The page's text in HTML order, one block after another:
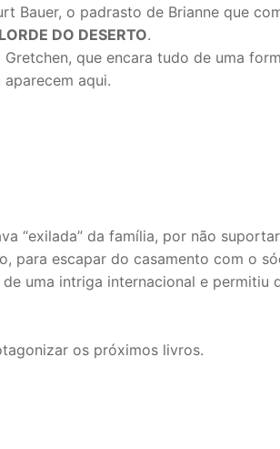
Bauer, o padrasto de Brianne que
LORDE DO DESERTO.
que encara tudo de uma
aqui.
“exilada” da família, por não
para escapar do casamento com o
uma intriga internacional e permitiu
os próximos livros.